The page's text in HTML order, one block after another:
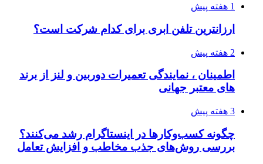
1 هفته پیش
ارزانترین تلفن ابری برای کدام شرکت است؟
2 هفته پیش
اطمینان ، نمایندگی تعمیرات دوربین و لنز از برند
های معتبر جهانی
3 هفته پیش
چگونه کسب‌وکارها در اینستاگرام رشد می‌کنند؟
بررسی روش‌های جذب مخاطب و افزایش تعامل